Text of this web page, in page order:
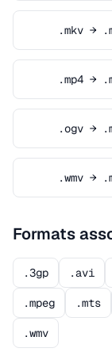
.mkv →
.mp4 →
.ogv →
.wmv →
Formats
.3gp .avi
.mpeg .mts
.wmv